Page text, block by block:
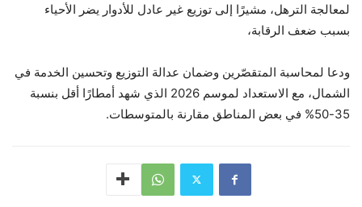
لمعالجة الترهل، مشيرًا إلى توزيع غير عادل للأدوار يضر الأحياء
بسبب ضعف الرقابة،
ودعا لمحاسبة المتقصّرين وضمان عدالة التوزيع وتحسين الخدمة في
الشمال، مع الاستعداد لموسم 2026 الذي شهد أمطارًا أقل بنسبة
35-50% في بعض المناطق مقارنة بالمتوسطات.